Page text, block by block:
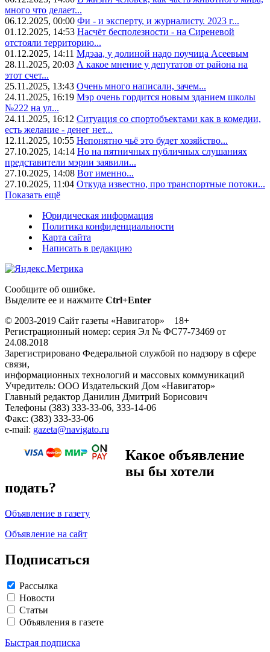
много что делает...
06.12.2025, 00:00 Фи - и эксперту, и журналисту. 2023 г...
01.12.2025, 14:53 Насчёт бесполезности - на Сиреневой
отстояли территорию...
01.12.2025, 14:11 Мдэаа, у долиной надо поучица Асеевым
28.11.2025, 20:03 А какое мнение у депутатов от района на
этот счет...
25.11.2025, 13:43 Очень много написали, зачем...
24.11.2025, 16:19 Мэр очень гордится новым зданием школы
№222 на ул...
24.11.2025, 16:12 Ситуация со спортобъектами как в комедии,
есть желание - денег нет...
12.11.2025, 10:55 Непонятно чьё это будет хозяйство...
27.10.2025, 14:14 Но на пятничных публичных слушаниях
представители мэрии заявили...
27.10.2025, 14:08 Вот именно...
27.10.2025, 11:04 Откуда известно, про транспортные потоки...
Показать ещё
Юридическая информация
Политика конфиденциальности
Карта сайта
Написать в редакцию
Сообщите об ошибке.
Выделите ее и нажмите Ctrl+Enter
© 2003-2019 Сайт газеты «Навигатор» 18+
Регистрационный номер: серия Эл № ФС77-73469 от
24.08.2018
Зарегистрировано Федеральной службой по надзору в сфере
связи,
информационных технологий и массовых коммуникаций
Учредитель: ООО Издательский Дом «Навигатор»
Главный редактор Данилин Дмитрий Борисович
Телефоны (383) 333-33-06, 333-14-06
Факс: (383) 333-33-06
e-mail: gazeta@navigato.ru
Какое объявление
вы бы хотели
подать?
Объявление в газету
Объявление на сайт
Подписаться
Рассылка
Новости
Статьи
Объявления в газете
Быстрая подписка